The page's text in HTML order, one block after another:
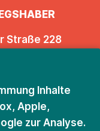
Inhalte
Apple,
zur Analyse.
Straße 228